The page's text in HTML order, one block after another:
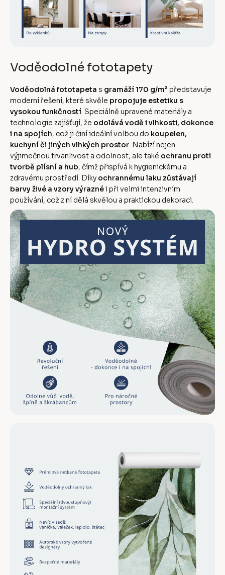
Voděodolné fototapety
Voděodolná fototapeta s gramáží 170 g/m² představuje
moderní řešení, které skvěle propojuje estetiku s
vysokou funkčností. Speciálně upravené materiály a
technologie zajišťují, že odolává vodě i vlhkosti, dokonce
i na spojích, což ji činí ideální volbou do koupelen,
kuchyní či jiných vlhkých prostor. Nabízí nejen
výjimečnou trvanlivost a odolnost, ale také ochranu proti
tvorbě plísní a hub, čímž přispívá k hygienickému a
zdravému prostředí. Díky ochrannému laku zůstávají
barvy živé a vzory výraznéi při velmi intenzivním
používání, což z ní dělá skvělou a praktickou dekoraci.